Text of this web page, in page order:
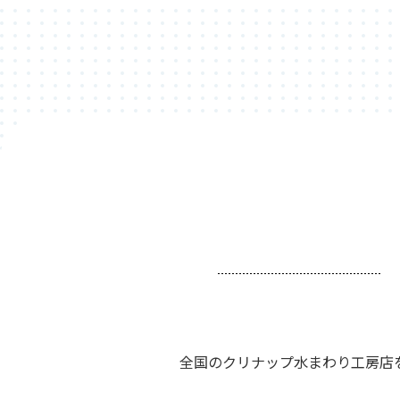
全国のクリナップ水まわり工房